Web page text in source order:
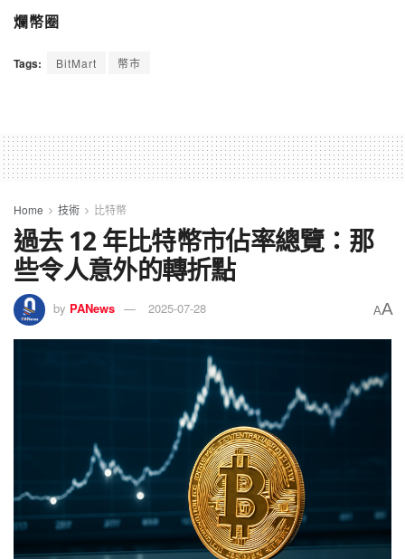
爛幣圈
Tags: BitMart 幣市
Home 技術 比特幣
過去 12 年比特幣市佔率總覽：那
些令人意外的轉折點
by PANews 2025-07-28 AA